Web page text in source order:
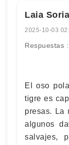
Laia
2025-10-03
Respuestas
El oso
tigre es
presas. La
algunos
salvajes,